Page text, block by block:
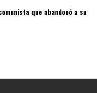
que abandonó a su